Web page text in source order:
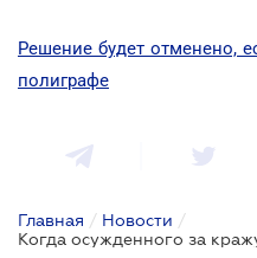
Решение будет отменено,
полиграфе
Главная / Новости /